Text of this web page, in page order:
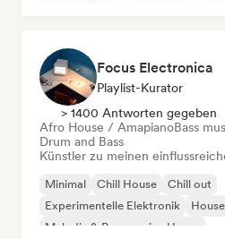
Focus Electronica
Playlist-Kurator
> 1400 Antworten gegeben
Afro House / AmapianoBass
Drum and Bass
Künstler zu meinen
Minimal Chill House
Chill out
Experimentelle Elektronik
House
Melodic & Progressive House